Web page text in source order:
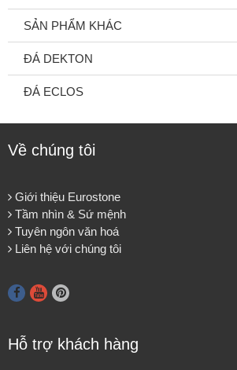
SẢN PHẨM KHÁC
ĐÁ DEKTON
ĐÁ ECLOS
Về chúng tôi
Giới thiệu Eurostone
Tầm nhìn & Sứ mệnh
Tuyên ngôn văn hoá
Liên hệ với chúng tôi
Hỗ trợ khách hàng